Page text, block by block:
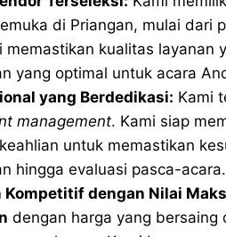
di Priangan, mulai dari
memastikan kualitas layanan
yang optimal untuk acara
yang Berdedikasi: Kami
management. Kami siap
untuk memastikan
hingga evaluasi pasca-acara.
Kompetitif dengan Nilai
dengan harga yang bersaing